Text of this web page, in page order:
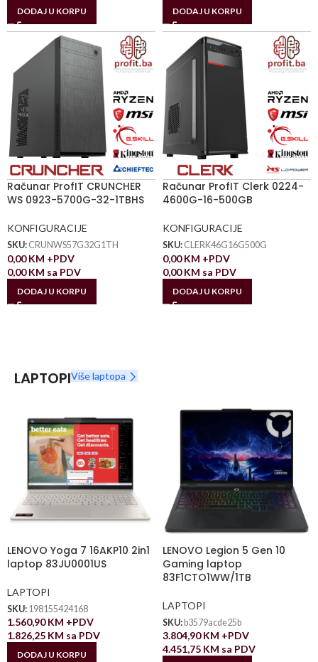
DODAJ U KORPU DODAJ U KORPU
Računar ProfIT CRUNCHER
WS 0923-5700G-32-1TBHS
KONFIGURACIJE
SKU: CRUNWS57G32G1TH
0,00KM +PDV
0,00KM sa PDV
DODAJ U KORPU
Računar ProfIT Clerk 0224-
4600G-16-500GB
KONFIGURACIJE
SKU: CLERK46G16G500G
0,00KM +PDV
0,00KM sa PDV
DODAJ U KORPU
LAPTOPIViše laptopa
LENOVO Yoga 7 16AKP10 2in1
laptop 83JU0001US
LAPTOPI
SKU: 198155424168
1.560,90KM +PDV
1.826,25 KM sa PDV
DODAJ U KORPU
LENOVO Legion 5 Gen 10
Gaming laptop
83F1CTO1WW/1TB
LAPTOPI
SKU: b3579acde25b
3.804,90KM +PDV
4.451,75 KM sa PDV